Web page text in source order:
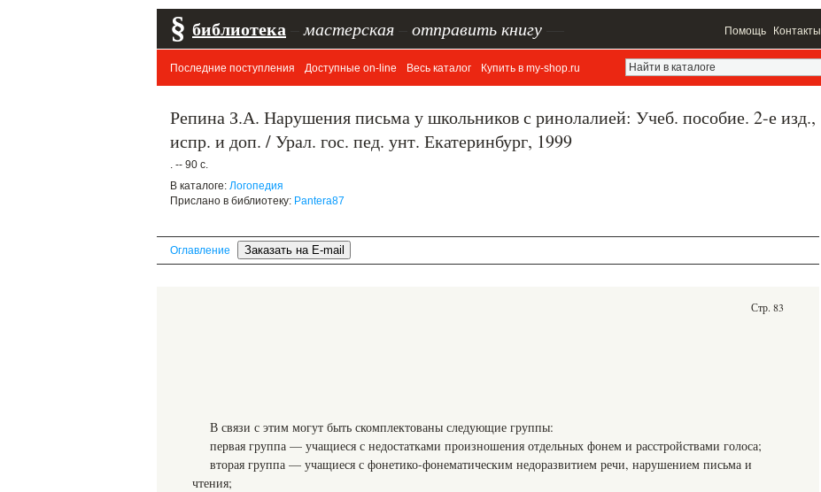
§ библиотека мастерская отправить книгу Помощь Контакты
Последние поступления Доступные on-line Весь каталог Купить в my-shop.ru
Репина З.А. Нарушения письма у школьников с ринолалией: Учеб. пособие. 2-е изд.,
испр. и доп. / Урал. гос. пед. унт. Екатеринбург, 1999
. -- 90 с.
В каталоге: Логопедия
Прислано в библиотеку: Pantera87
Оглавление
Стр. 83
В связи с этим могут быть скомплектованы следующие группы:
первая группа — учащиеся с недостатками произношения отдельных фонем и расстройствами голоса;
вторая группа — учащиеся с фонетико-фонематическим недоразвитием речи, нарушением письма и
чтения;